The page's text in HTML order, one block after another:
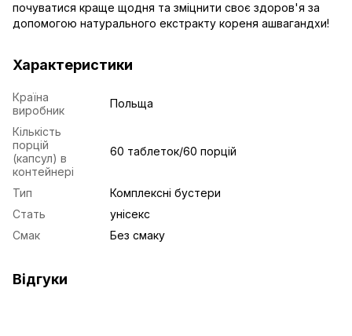
почуватися краще щодня та зміцнити своє здоров'я за
допомогою натурального екстракту кореня ашвагандхи!
Характеристики
Країна
виробник
Польща
Кількість
порцій
(капсул) в
контейнері
60 таблеток/60 порцій
Тип
Комплексні бустери
Стать
унісекс
Смак
Без смаку
Відгуки